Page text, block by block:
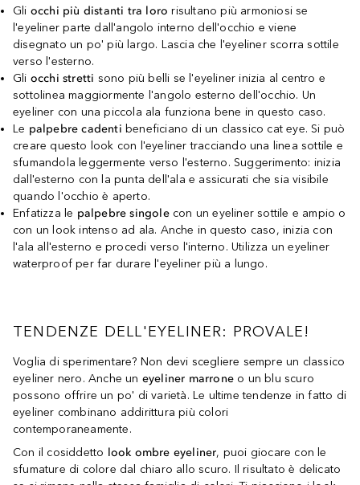
Gli occhi più distanti tra lororisultano più armoniosi se
l'eyeliner parte dall'angolo interno dell'occhio e viene
disegnato un po' più largo. Lascia che l'eyeliner scorra sottile
verso l'esterno.
Gli occhi stretti sono più belli se l'eyeliner inizia al centro e
sottolinea maggiormente l'angolo esterno dell'occhio. Un
eyeliner con una piccola ala funziona bene in questo caso.
Le palpebre cadenti beneficiano di un classico cat eye. Si può
creare questo look con l'eyeliner tracciando una linea sottile e
sfumandola leggermente verso l'esterno. Suggerimento: inizia
dall'esterno con la punta dell'ala e assicurati che sia visibile
quando l'occhio è aperto.
Enfatizza le palpebre singolecon un eyeliner sottile e ampio o
con un look intenso ad ala. Anche in questo caso, inizia con
l'ala all'esterno e procedi verso l'interno. Utilizza un eyeliner
waterproof per far durare l'eyeliner più a lungo.
TENDENZE DELL'EYELINER: PROVALE!
Voglia di sperimentare? Non devi scegliere sempre un classico
eyeliner nero. Anche un eyeliner marrone o un blu scuro
possono offrire un po' di varietà. Le ultime tendenze in fatto di
eyeliner combinano addirittura più colori
contemporaneamente.
Con il cosiddetto look ombre eyeliner, puoi giocare con le
sfumature di colore dal chiaro allo scuro. Il risultato è delicato